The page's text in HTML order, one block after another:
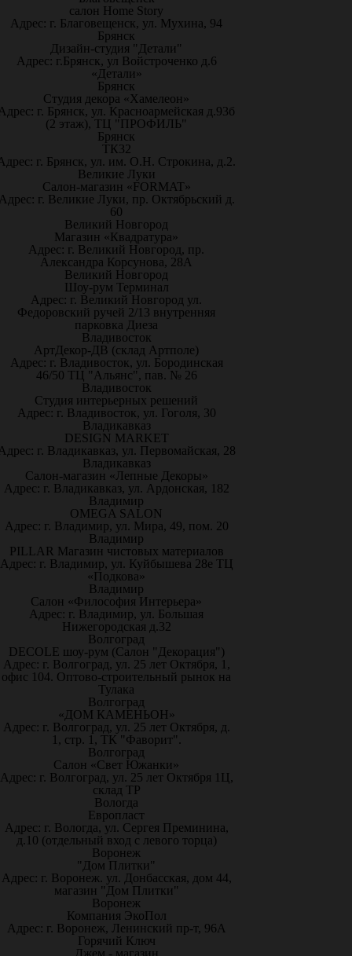
салон Home Story
Адрес: г. Благовещенск, ул. Мухина, 94
Брянск
Дизайн-студия "Детали"
Адрес: г.Брянск, ул Войстроченко д.6
«Детали»
Брянск
Студия декора «Хамелеон»
г. Брянск, ул. Красноармейская д.93б
(2 этаж), ТЦ "ПРОФИЛЬ"
Брянск
ТК32
г. Брянск, ул. им. О.Н. Строкина, д.2.
Великие Луки
Салон-магазин «FORMAT»
г. Великие Луки, пр. Октябрьский д.
60
Великий Новгород
Магазин «Квадратура»
Адрес: г. Великий Новгород, пр.
Александра Корсунова, 28А
Великий Новгород
Шоу-рум Терминал
Адрес: г. Великий Новгород ул.
Федоровский ручей 2/13 внутренняя
парковка Диеза
Владивосток
АртДекор-ДВ (склад Артполе)
Адрес: г. Владивосток, ул. Бородинская
46/50 ТЦ "Альянс", пав. № 26
Владивосток
Студия интерьерных решений
Адрес: г. Владивосток, ул. Гоголя, 30
Владикавказ
DESIGN MARKET
г. Владикавказ, ул. Первомайская, 28
Владикавказ
Салон-магазин «Лепные Декоры»
Адрес: г. Владикавказ, ул. Ардонская, 182
Владимир
OMEGA SALON
Адрес: г. Владимир, ул. Мира, 49, пом. 20
Владимир
PILLAR Магазин чистовых материалов
Адрес: г. Владимир, ул. Куйбышева 28е ТЦ
«Подкова»
Владимир
Салон «Философия Интерьера»
Адрес: г. Владимир, ул. Большая
Нижегородская д.32
Волгоград
DECOLE шоу-рум (Салон "Декорация")
Адрес: г. Волгоград, ул. 25 лет Октября, 1,
офис 104. Оптово-строительный рынок на
Тулака
Волгоград
«ДОМ КАМЕНЬОН»
Адрес: г. Волгоград, ул. 25 лет Октября, д.
1, стр. 1, ТК "Фаворит".
Волгоград
Салон «Свет Южанки»
Адрес: г. Волгоград, ул. 25 лет Октября 1Ц,
склад ТР
Вологда
Европласт
Адрес: г. Вологда, ул. Сергея Преминина,
д.10 (отдельный вход с левого торца)
Воронеж
"Дом Плитки"
Адрес: г. Воронеж. ул. Донбасская, дом 44,
магазин "Дом Плитки"
Воронеж
Компания ЭкоПол
Адрес: г. Воронеж, Ленинский пр-т, 96А
Горячий Ключ
Джем - магазин